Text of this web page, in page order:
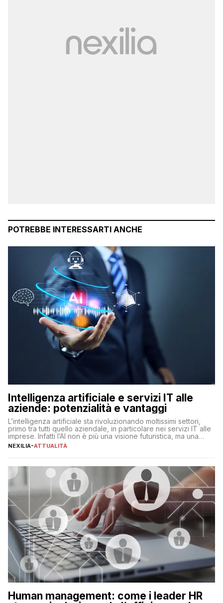
POTREBBE INTERESSARTI ANCHE
Intelligenza artificiale e servizi IT alle
aziende: potenzialità e vantaggi
L’intelligenza artificiale sta rivoluzionando moltissimi settori,
primo tra tutti quello aziendale, in particolare nei servizi IT alle
imprese. Infatti l’AI non è più una visione futuristica, ma una
realtà operativa che sta portando a un cambio significativo in
operazioni, bensì comporta […]
NEXILIA-ATTUALITÀ
Human management: come i leader HR